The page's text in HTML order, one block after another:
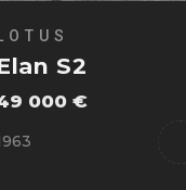
S2
000 €